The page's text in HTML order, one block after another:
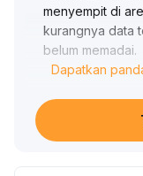
menyempit di
kurangnya data
belum memadai.
Disarankan
posisi ringan
kunci 215, fokus
validitas
Dapatkan